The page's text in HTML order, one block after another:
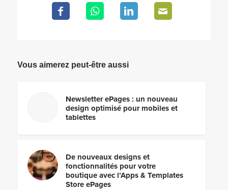
Vous aimerez peut-être aussi
Newsletter ePages : un nouveau
design optimisé pour mobiles et
tablettes
De nouveaux designs et
fonctionnalités pour votre
boutique avec l’Apps & Templates
Store ePages